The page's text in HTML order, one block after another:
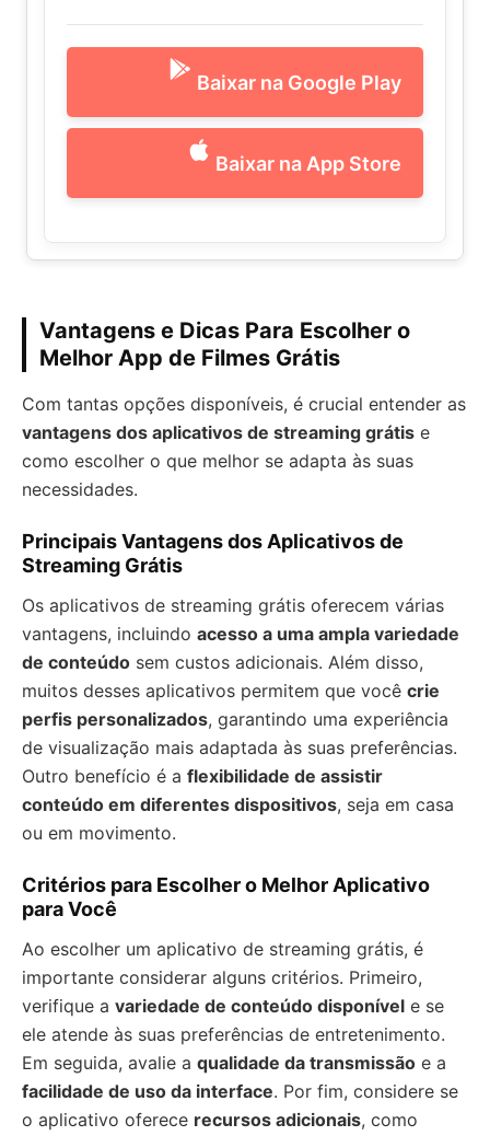
Baixar na Google Play
Baixar na App Store
Vantagens e Dicas Para Escolher o
Melhor App de Filmes Grátis
Com tantas opções disponíveis, é crucial entender as
vantagens dos aplicativos de streaming grátis e
como escolher o que melhor se adapta às suas
necessidades.
Principais Vantagens dos Aplicativos de
Streaming Grátis
Os aplicativos de streaming grátis oferecem várias
vantagens, incluindo acesso a uma ampla variedade
de conteúdo sem custos adicionais. Além disso,
muitos desses aplicativos permitem que você crie
perfis personalizados, garantindo uma experiência
de visualização mais adaptada às suas preferências.
Outro benefício é a flexibilidade de assistir
conteúdo em diferentes dispositivos, seja em casa
ou em movimento.
Critérios para Escolher o Melhor Aplicativo
para Você
Ao escolher um aplicativo de streaming grátis, é
importante considerar alguns critérios. Primeiro,
verifique a variedade de conteúdo disponível e se
ele atende às suas preferências de entretenimento.
Em seguida, avalie a qualidade da transmissão e a
facilidade de uso da interface. Por fim, considere se
o aplicativo oferece recursos adicionais, como